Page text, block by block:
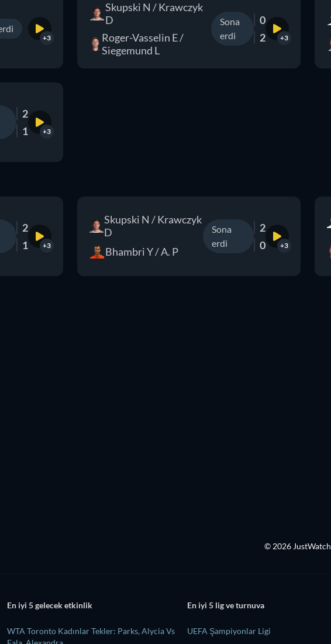
+3
Skupski N / Krawczyk
D
Roger-Vasselin E /
Siegemund L
Sona
erdi
0
2
+3
2
1
+3
2
1
+3
Skupski N / Krawczyk
D
Bhambri Y / A. P
Sona
erdi
2
0
+3
© 2026 JustWatch
En iyi 5 gelecek etkinlik
WTA Toronto Kadınlar Tekler: Parks, Alycia Vs
En iyi 5 lig ve turnuva
UEFA Şampiyonlar Ligi